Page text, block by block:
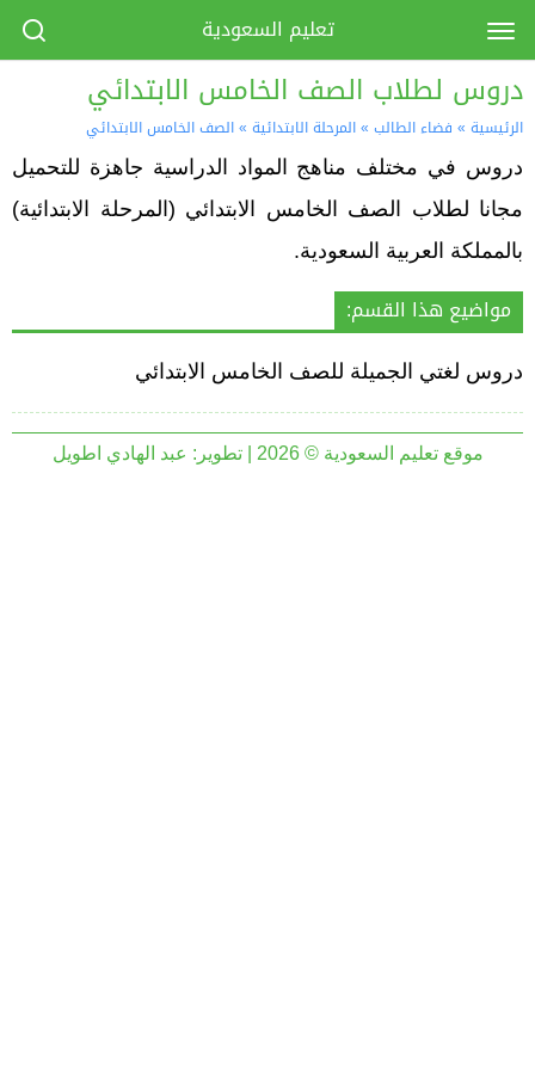
دروس لطلاب الصف الخامس الابتدائي
الرئيسية » فضاء الطالب »المرحلة الابتدائية »الصف الخامس الابتدائي
دروس في مختلف مناهج المواد الدراسية جاهزة للتحميل
مجانا لطلاب الصف الخامس الابتدائي (المرحلة الابتدائية)
بالمملكة العربية السعودية.
مواضيع هذا القسم:
دروس لغتي الجميلة للصف الخامس الابتدائي
موقع تعليم السعودية © 2026 | تطوير: عبد الهادي اطويل
تعليم السعودية